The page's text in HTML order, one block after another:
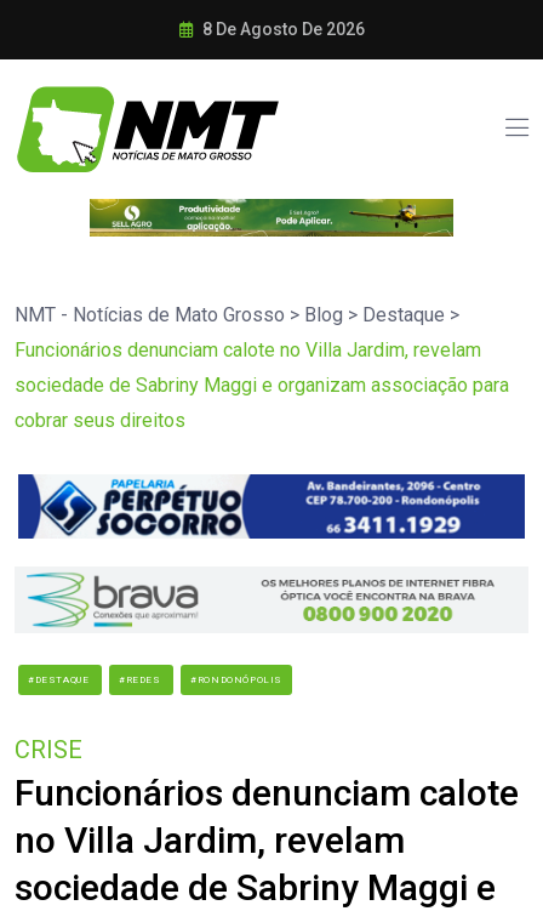
8 De Agosto De 2026
NMT - Notícias de Mato Grosso > Blog > Destaque >
Funcionários denunciam calote no Villa Jardim, revelam
sociedade de Sabriny Maggi e organizam associação para
cobrar seus direitos
#DESTAQUE #REDES #RONDONÓPOLIS
CRISE
Funcionários denunciam calote
no Villa Jardim, revelam
sociedade de Sabriny Maggi e